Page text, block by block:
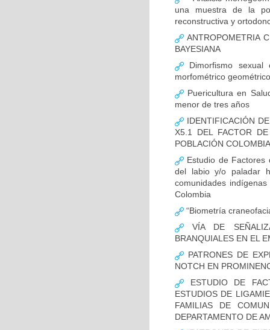
una muestra de la
reconstructiva y
ANTROPOMETRIA
BAYESIANA
Dimorfismo sexual
morfométrico
Puericultura en
menor de tres años
IDENTIFICACIÓN
X5.1 DEL FACTOR
POBLACIÓN
Estudio de Factores
del labio y/o paladar
comunidades
Colombia
“Biometría
VÍA DE
BRANQUIALES EN EL
PATRONES DE
NOTCH EN
ESTUDIO DE
ESTUDIOS DE
FAMILIAS DE
DEPARTAMENTO DE